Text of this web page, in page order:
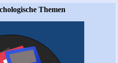
Themen